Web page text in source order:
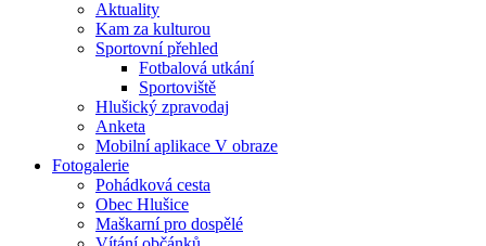
Aktuality
Kam za kulturou
Sportovní přehled
Fotbalová utkání
Sportoviště
Hlušický zpravodaj
Anketa
Mobilní aplikace V obraze
Fotogalerie
Pohádková cesta
Obec Hlušice
Maškarní pro dospělé